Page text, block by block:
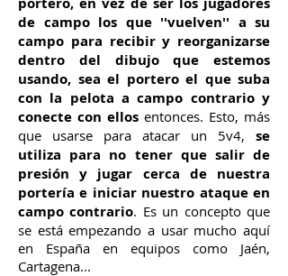
de campo los que ''vuelven'' a su
campo para recibir y reorganizarse
dentro del dibujo que estemos
usando, sea el portero el que suba
con la pelota a campo contrario y
conecte con ellos entonces. Esto, más
que usarse para atacar un 5v4, se
utiliza para no tener que salir de
presión y jugar cerca de nuestra
portería e iniciar nuestro ataque en
campo contrario. Es un concepto que
se está empezando a usar mucho aquí
en España en equipos como Jaén,
Cartagena...